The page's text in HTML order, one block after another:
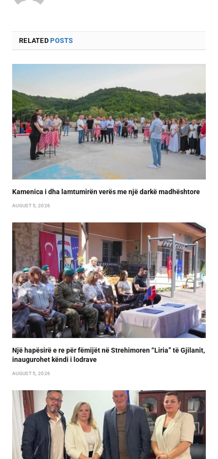
RELATEDPOSTS
Kamenica i dha lamtumirën verës me një darkë madhështore
AUGUST 5, 2026
Një hapësirë e re për fëmijët në Strehimoren “Liria” të Gjilanit,
inaugurohet këndi i lodrave
AUGUST 5, 2026